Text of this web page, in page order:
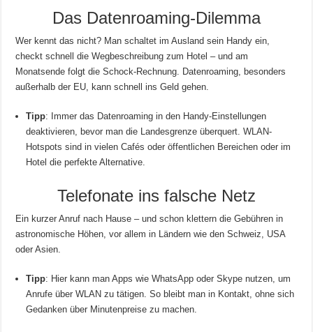
Das Datenroaming-Dilemma
Wer kennt das nicht? Man schaltet im Ausland sein Handy ein,
checkt schnell die Wegbeschreibung zum Hotel – und am
Monatsende folgt die Schock-Rechnung. Datenroaming, besonders
außerhalb der EU, kann schnell ins Geld gehen.
Tipp: Immer das Datenroaming in den Handy-Einstellungen
deaktivieren, bevor man die Landesgrenze überquert. WLAN-
Hotspots sind in vielen Cafés oder öffentlichen Bereichen oder im
Hotel die perfekte Alternative.
Telefonate ins falsche Netz
Ein kurzer Anruf nach Hause – und schon klettern die Gebühren in
astronomische Höhen, vor allem in Ländern wie den Schweiz, USA
oder Asien.
Tipp: Hier kann man Apps wie WhatsApp oder Skype nutzen, um
Anrufe über WLAN zu tätigen. So bleibt man in Kontakt, ohne sich
Gedanken über Minutenpreise zu machen.